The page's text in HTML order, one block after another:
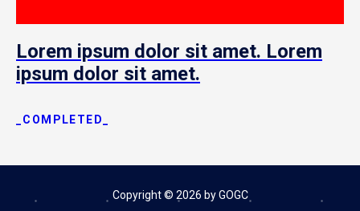
Lorem ipsum dolor sit amet. Lorem
ipsum dolor sit amet.
_COMPLETED_
Copyright © 2026 by GOGC